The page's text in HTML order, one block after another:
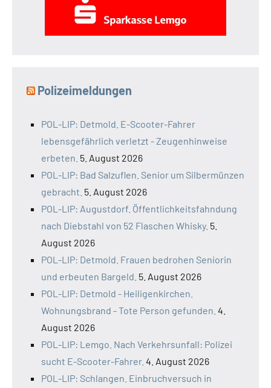
Polizeimeldungen
POL-LIP: Detmold. E-Scooter-Fahrer
lebensgefährlich verletzt - Zeugenhinweise
erbeten. 5. August 2026
POL-LIP: Bad Salzuflen. Senior um Silbermünzen
gebracht. 5. August 2026
POL-LIP: Augustdorf. Öffentlichkeitsfahndung
nach Diebstahl von 52 Flaschen Whisky. 5.
August 2026
POL-LIP: Detmold. Frauen bedrohen Seniorin
und erbeuten Bargeld. 5. August 2026
POL-LIP: Detmold - Heiligenkirchen.
Wohnungsbrand - Tote Person gefunden. 4.
August 2026
POL-LIP: Lemgo. Nach Verkehrsunfall: Polizei
sucht E-Scooter-Fahrer. 4. August 2026
POL-LIP: Schlangen. Einbruchversuch in